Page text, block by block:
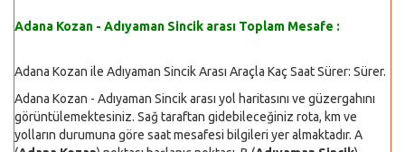
Adana Kozan - Adıyaman Sincik arası Toplam Mesafe :
Adana Kozan ile Adıyaman Sincik Arası Araçla Kaç Saat Sürer: Sürer.
Adana Kozan - Adıyaman Sincik arası yol haritasını ve güzergahını
görüntülemektesiniz. Sağ taraftan gidebileceğiniz rota, km ve
yolların durumuna göre saat mesafesi bilgileri yer almaktadır. A